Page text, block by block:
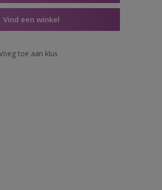
Vind een winkel
toe aan klus